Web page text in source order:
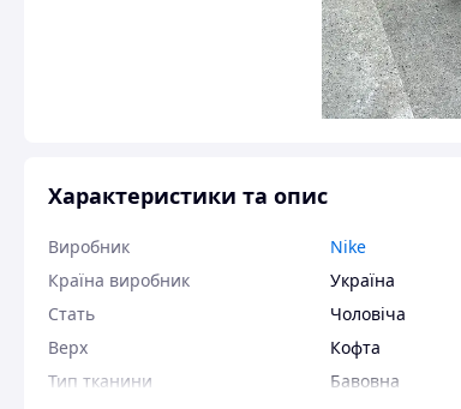
Характеристики та опис
Виробник
Nike
Країна виробник
Україна
Стать
Чоловіча
Верх
Кофта
Тип тканини
Бавовна